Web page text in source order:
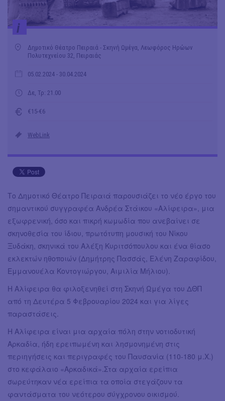
i
Δημοτικό Θέατρο Πειραιά - Σκηνή Ωμέγα, Λεωφόρος Ηρώων
Πολυτεχνείου 32, Πειραιάς
05.02.2024 - 30.04.2024
Δε, Τρ: 21.00
€15-€6
WebLink
Το Δημοτικό Θέατρο Πειραιά παρουσιάζει το νέο έργο του
σημαντικού συγγραφέα Ανδρέα Στάικου «Αλίφειρα», μια
εξωφρενική, όσο και πικρή κωμωδία που ανεβαίνει σε
σκηνοθεσία του ίδιου, πρωτότυπη μουσική του Νίκου
Ξυδάκη, σκηνικά του Αλέξη Κυριτσόπουλου και ένα θίασο
εκλεκτών ηθοποιών (Δημήτρης Πασσάς, Ελένη Ζαραφίδου,
Εμμανουέλα Κοντογιώργου, Αιμιλία Μήλιου).
Η Αλίφειρα θα φιλοξενηθεί στη Σκηνή Ωμέγα του ΔΘΠ
από τη Δευτέρα 5 Φεβρουαρίου 2024 και για λίγες
παραστάσεις.
Η Αλίφειρα είναι μια αρχαία πόλη στην νοτιοδυτική
Αρκαδία, ήδη ερειπωμένη και λησμονημένη στις
περιηγήσεις και περιγραφές του Παυσανία (110-180 μ.Χ.)
στο κεφάλαιο «Αρκαδικά».Στα αρχαία ερείπια
σωρεύτηκαν νέα ερείπια τα οποία στεγάζουν τα
φαντάσματα του νεότερου σύγχρονου οικισμού.